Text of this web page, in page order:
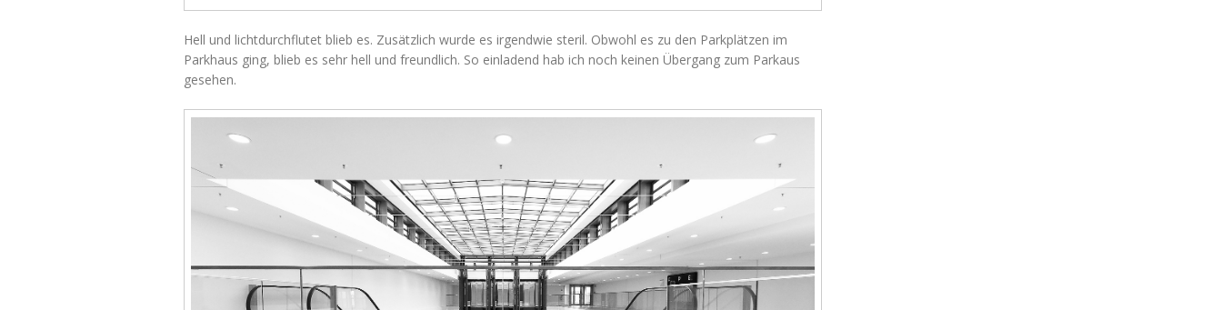
Hell und lichtdurchflutet blieb es. Zusätzlich wurde es irgendwie steril. Obwohl es zu den Parkplätzen im
Parkhaus ging, blieb es sehr hell und freundlich. So einladend hab ich noch keinen Übergang zum Parkaus
gesehen.